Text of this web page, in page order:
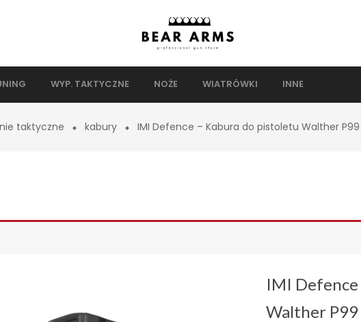
WYP. TAKTYCZNE NOŻE WIATRÓWKI INNE
taktyczne kabury IMI Defence – Kabura do pistoletu Walther P99
IMI
Walther